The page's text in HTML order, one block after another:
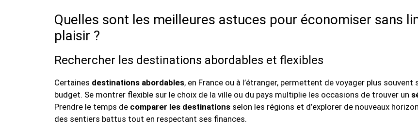
Quelles sont les meilleures astuces pour économiser sans
plaisir ?
Rechercher les destinations abordables et flexibles
Certaines destinations abordables, en France ou à l’étranger, permettent de voyager plus souvent
budget. Se montrer flexible sur le choix de la ville ou du pays multiplie les occasions de trouver un
Prendre le temps de comparer les destinations selon les régions et d’explorer de nouveaux
des sentiers battus tout en respectant ses finances.